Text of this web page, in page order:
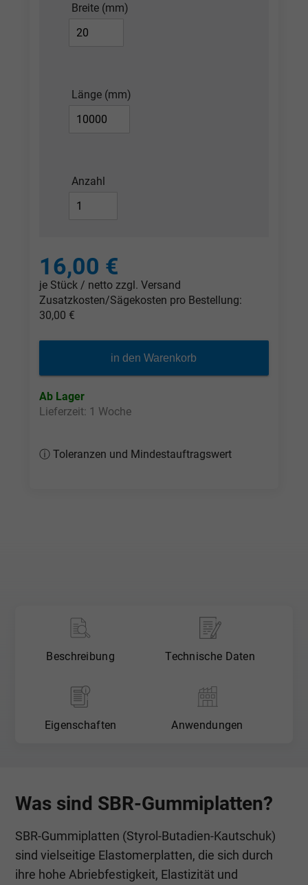
Breite (mm)
Länge (mm)
Anzahl
16,00 €
je Stück / netto zzgl. Versand
Zusatzkosten/Sägekosten pro Bestellung:
30,00 €
in den Warenkorb
Ab Lager
Lieferzeit: 1 Woche
ⓘ Toleranzen und Mindestauftragswert
(je Position 5,00 €) *
Beschreibung Technische Daten
Eigenschaften Anwendungen
Was sind SBR-Gummiplatten?
SBR-Gummiplatten (Styrol-Butadien-Kautschuk)
sind vielseitige Elastomerplatten, die sich durch
ihre hohe Abriebfestigkeit, Elastizität und